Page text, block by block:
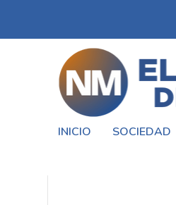
INICIO SOCIEDAD